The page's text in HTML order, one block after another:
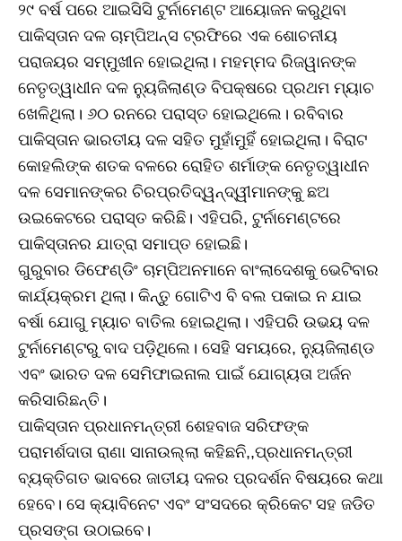
୨୯ ବର୍ଷ ପରେ ଆଇସିସି ଟୁର୍ନାମେଣ୍ଟ ଆୟୋଜନ କରୁଥିବା
ପାକିସ୍ତାନ ଦଳ ଚାମ୍ପିଅନ୍ସ ଟ୍ରଫିରେ ଏକ ଶୋଚନୀୟ
ପରାଜୟର ସମ୍ମୁଖୀନ ହୋଇଥିଲା। ମହମ୍ମଦ ରିଜୱାନଙ୍କ
ନେତୃତ୍ୱାଧୀନ ଦଳ ନ୍ୟୁଜିଲାଣ୍ଡ ବିପକ୍ଷରେ ପ୍ରଥମ ମ୍ୟାଚ
ଖେଳିଥିଲା। ୬୦ ରନରେ ପରାସ୍ତ ହୋଇଥିଲେ। ରବିବାର
ପାକିସ୍ତାନ ଭାରତୀୟ ଦଳ ସହିତ ମୁହାଁମୁହିଁ ହୋଇଥିଲା। ବିରାଟ
କୋହଲିଙ୍କ ଶତକ ବଳରେ ରୋହିତ ଶର୍ମାଙ୍କ ନେତୃତ୍ୱାଧୀନ
ଦଳ ସେମାନଙ୍କର ଚିରପ୍ରତିଦ୍ୱନ୍ଦ୍ୱୀମାନଙ୍କୁ ଛଅ
ଉଇକେଟରେ ପରାସ୍ତ କରିଛି। ଏହିପରି, ଟୁର୍ନାମେଣ୍ଟରେ
ପାକିସ୍ତାନର ଯାତ୍ରା ସମାପ୍ତ ହୋଇଛି।
ଗୁରୁବାର ଡିଫେଣ୍ଡିଂ ଚାମ୍ପିଅନମାନେ ବାଂଲାଦେଶକୁ ଭେଟିବାର
କାର୍ଯ୍ୟକ୍ରମ ଥିଲା। କିନ୍ତୁ ଗୋଟିଏ ବି ବଲ ପକାଇ ନ ଯାଇ
ବର୍ଷା ଯୋଗୁ ମ୍ୟାଚ ବାତିଲ ହୋଇଥିଲା। ଏହିପରି ଉଭୟ ଦଳ
ଟୁର୍ନାମେଣ୍ଟରୁ ବାଦ ପଡ଼ିଥିଲେ। ସେହି ସମୟରେ, ନ୍ୟୁଜିଲାଣ୍ଡ
ଏବଂ ଭାରତ ଦଳ ସେମିଫାଇନାଲ ପାଇଁ ଯୋଗ୍ୟତା ଅର୍ଜନ
କରିସାରିଛନ୍ତି।
ପାକିସ୍ତାନ ପ୍ରଧାନମନ୍ତ୍ରୀ ଶେହବାଜ ସରିଫଙ୍କ
ପରାମର୍ଶଦାତା ରାଣା ସାନାଉଲ୍ଲା କହିଛନି,,ପ୍ରଧାନମନ୍ତ୍ରୀ
ବ୍ୟକ୍ତିଗତ ଭାବରେ ଜାତୀୟ ଦଳର ପ୍ରଦର୍ଶନ ବିଷୟରେ କଥା
ହେବେ। ସେ କ୍ୟାବିନେଟ ଏବଂ ସଂସଦରେ କ୍ରିକେଟ ସହ ଜଡିତ
ପ୍ରସଙ୍ଗ ଉଠାଇବେ।